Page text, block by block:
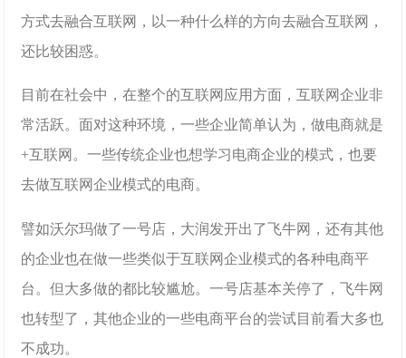
方式去融合互联网，以一种什么样的方向去融合互联网，
还比较困惑。
目前在社会中，在整个的互联网应用方面，互联网企业非
常活跃。面对这种环境，一些企业简单认为，做电商就是
+互联网。一些传统企业也想学习电商企业的模式，也要
去做互联网企业模式的电商。
譬如沃尔玛做了一号店，大润发开出了飞牛网，还有其他
的企业也在做一些类似于互联网企业模式的各种电商平
台。但大多做的都比较尴尬。一号店基本关停了，飞牛网
也转型了，其他企业的一些电商平台的尝试目前看大多也
不成功。